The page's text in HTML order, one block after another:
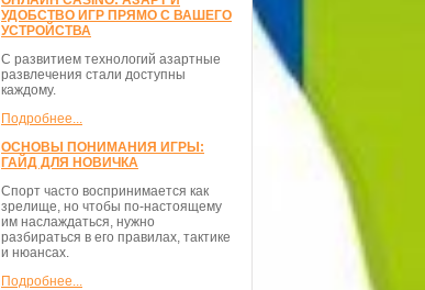
УДОБСТВО ИГР ПРЯМО С ВАШЕГО
УСТРОЙСТВА
С развитием технологий азартные
развлечения стали доступны
каждому.
Подробнее...
ОСНОВЫ ПОНИМАНИЯ ИГРЫ:
ГАЙД ДЛЯ НОВИЧКА
Спорт часто воспринимается как
зрелище, но чтобы по-настоящему
им наслаждаться, нужно
разбираться в его правилах, тактике
и нюансах.
Подробнее...